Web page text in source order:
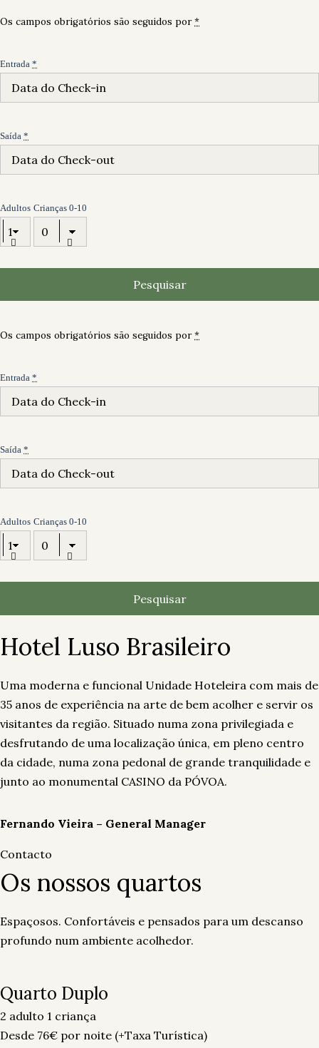
Hotel Luso Brasileiro
Hotel Luso Brasileiro
A minha conta
A minha conta
Os campos obrigatórios são seguidos por*
Entrada *
Saída *
Adultos Crianças 0-10
Os campos obrigatórios são seguidos por*
Entrada *
Saída *
Adultos Crianças 0-10
Hotel Luso Brasileiro
Uma moderna e funcional Unidade Hoteleira com mais de
35 anos de experiência na arte de bem acolher e servir os
visitantes da região. Situado numa zona privilegiada e
desfrutando de uma localização única, em pleno centro
da cidade, numa zona pedonal de grande tranquilidade e
junto ao monumental CASINO da PÓVOA.
Fernando Vieira – General Manager
Contacto
Os nossos quartos
Espaçosos. Confortáveis e pensados para um descanso
profundo num ambiente acolhedor.
Quarto Duplo
2 adulto 1 criança
Desde 76€ por noite (+Taxa Turística)